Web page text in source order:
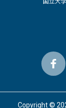
Copyright ©